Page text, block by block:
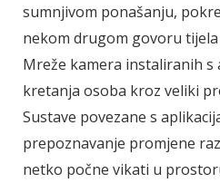
sumnjivom ponašanju,
nekom drugom govoru tijela
Mreže kamera instaliranih s
kretanja osoba kroz veliki
Sustave povezane s
prepoznavanje promjene
netko počne vikati u